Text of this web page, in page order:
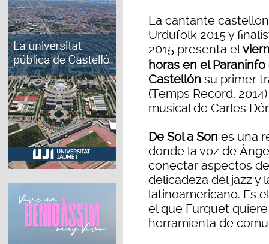
La cantante
Urdufolk 2015 y
2015 presenta el
horas en el
Castellón su primer
(Temps Record,
musical de Carles
De Sol a Son es una
donde la voz de
conectar aspectos
delicadeza del jazz y
latinoamericano. Es
el que Furquet
herramienta de